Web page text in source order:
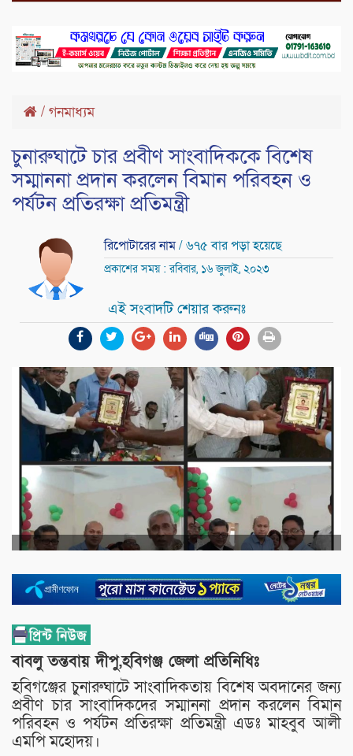
/ গনমাধ্যম
চুনারুঘাটে চার প্রবীণ সাংবাদিককে বিশেষ
সম্মাননা প্রদান করলেন বিমান পরিবহন ও
পর্যটন প্রতিরক্ষা প্রতিমন্ত্রী
রিপোটারের নাম/ ৬৭৫ বার পড়া হয়েছে
প্রকাশের সময় : রবিবার, ১৬ জুলাই, ২০২৩
এই সংবাদটি শেয়ার করুনঃ
বাবলু তন্তবায় দীপু,হবিগঞ্জ জেলা প্রতিনিধিঃ
হবিগঞ্জের চুনারুঘাটে সাংবাদিকতায় বিশেষ অবদানের জন্য
প্রবীণ চার সাংবাদিকদের সম্মাননা প্রদান করলেন বিমান
পরিবহন ও পর্যটন প্রতিরক্ষা প্রতিমন্ত্রী এডঃ মাহবুব আলী
এমপি মহোদয়।